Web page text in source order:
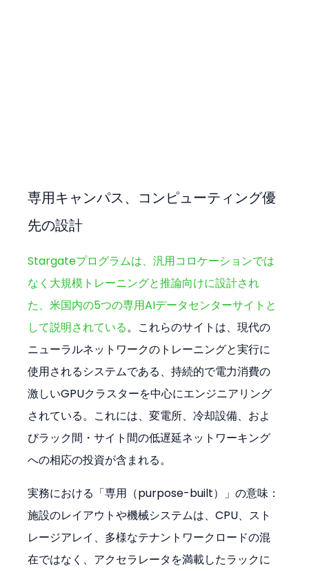
専用キャンパス、コンピューティング優
先の設計
Stargateプログラムは、汎用コロケーションでは
なく大規模トレーニングと推論向けに設計され
た、米国内の5つの専用AIデータセンターサイトと
して説明されている。これらのサイトは、現代の
ニューラルネットワークのトレーニングと実行に
使用されるシステムである、持続的で電力消費の
激しいGPUクラスターを中心にエンジニアリング
されている。これには、変電所、冷却設備、およ
びラック間・サイト間の低遅延ネットワーキング
への相応の投資が含まれる。
実務における「専用（purpose-built）」の意味：
施設のレイアウトや機械システムは、CPU、スト
レージアレイ、多様なテナントワークロードの混
在ではなく、アクセラレータを満載したラックに